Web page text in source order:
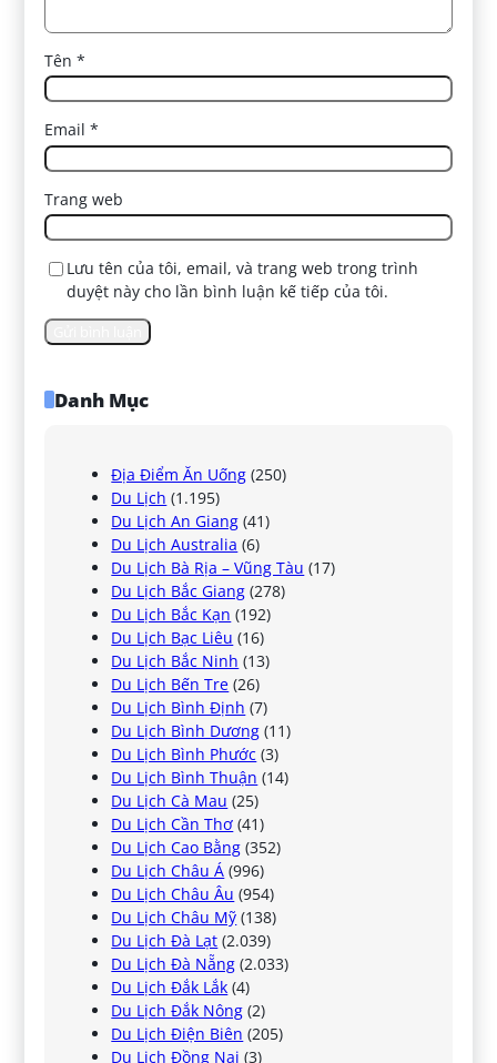
Tên*
Email*
Trang web
Lưu tên của tôi, email, và trang web trong trình
duyệt này cho lần bình luận kế tiếp của tôi.
Danh Mục
Địa Điểm Ăn Uống (250)
Du Lịch (1.195)
Du Lịch An Giang (41)
Du Lịch Australia (6)
Du Lịch Bà Rịa – Vũng Tàu (17)
Du Lịch Bắc Giang (278)
Du Lịch Bắc Kạn (192)
Du Lịch Bạc Liêu (16)
Du Lịch Bắc Ninh (13)
Du Lịch Bến Tre (26)
Du Lịch Bình Định (7)
Du Lịch Bình Dương (11)
Du Lịch Bình Phước (3)
Du Lịch Bình Thuận (14)
Du Lịch Cà Mau (25)
Du Lịch Cần Thơ (41)
Du Lịch Cao Bằng (352)
Du Lịch Châu Á (996)
Du Lịch Châu Âu (954)
Du Lịch Châu Mỹ (138)
Du Lịch Đà Lạt (2.039)
Du Lịch Đà Nẵng (2.033)
Du Lịch Đắk Lắk (4)
Du Lịch Đắk Nông (2)
Du Lịch Điện Biên (205)
Du Lịch Đồng Nai (3)